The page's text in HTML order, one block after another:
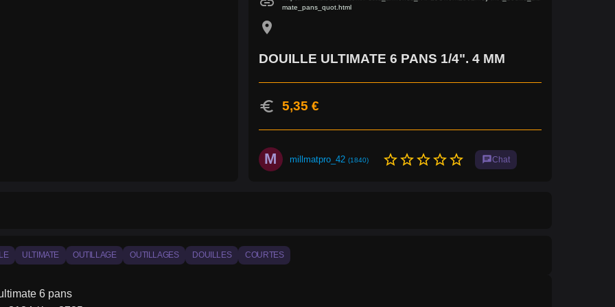
mate_pans_quot.html
location_on
DOUILLE ULTIMATE 6 PANS 1/4". 4 MM
euro 5,35 €
M millmatpro_42 (1840) star_borderstar_borderstar_borderstar_borderstar_border chatChat
ULTIMATE OUTILLAGE OUTILLAGES DOUILLES COURTES
6 pans